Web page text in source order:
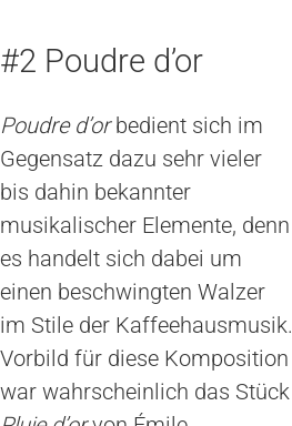
#2 Poudre d’or
Poudre d’orbedient sich im
Gegensatz dazu sehr vieler
bis dahin bekannter
musikalischer Elemente, denn
es handelt sich dabei um
einen beschwingten Walzer
im Stile der Kaffeehausmusik.
Vorbild für diese Komposition
war wahrscheinlich das Stück